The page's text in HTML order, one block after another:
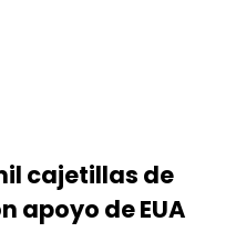
cajetillas de
apoyo de EUA